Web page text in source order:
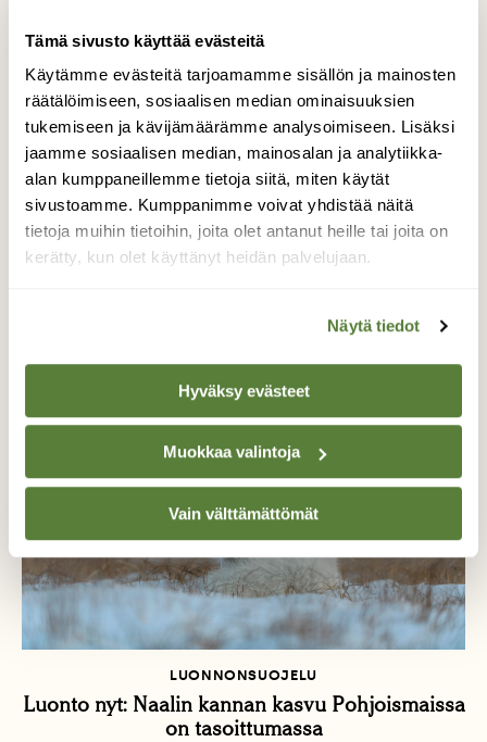
Tämä sivusto käyttää evästeitä
Käytämme evästeitä tarjoamamme sisällön ja mainosten
räätälöimiseen, sosiaalisen median ominaisuuksien
tukemiseen ja kävijämäärämme analysoimiseen. Lisäksi
jaamme sosiaalisen median, mainosalan ja analytiikka-
alan kumppaneillemme tietoja siitä, miten käytät
sivustoamme. Kumppanimme voivat yhdistää näitä
tietoja muihin tietoihin, joita olet antanut heille tai joita on
kerätty, kun olet käyttänyt heidän palvelujaan.
Näytä tiedot
Hyväksy evästeet
Muokkaa valintoja
Vain välttämättömät
Alk. 3 numeroa 23,40 €.
Tilaa nyt!
LUONNONSUOJELU
Luonto nyt: Naalin kannan kasvu Pohjoismaissa
on tasoittumassa